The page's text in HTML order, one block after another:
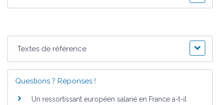
Textes de référence
Questions ? Réponses !
Un ressortissant européen salarié en France a-t-il